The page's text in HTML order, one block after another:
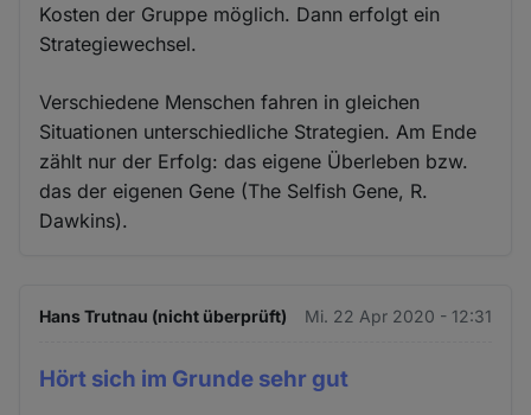
Kosten der Gruppe möglich. Dann erfolgt ein
Strategiewechsel.
Verschiedene Menschen fahren in gleichen
Situationen unterschiedliche Strategien. Am Ende
zählt nur der Erfolg: das eigene Überleben bzw.
das der eigenen Gene (The Selfish Gene, R.
Dawkins).
Hans Trutnau (nicht überprüft) Mi. 22 Apr 2020 - 12:31
Hört sich im Grunde sehr gut